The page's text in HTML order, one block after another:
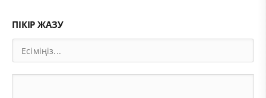
ПІКІР ЖАЗУ